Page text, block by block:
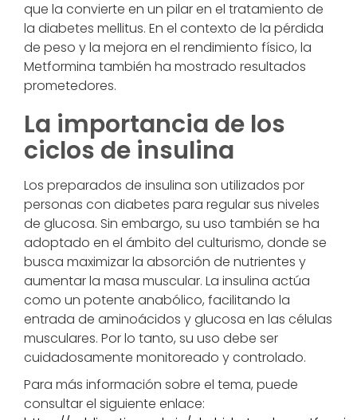
que la convierte en un pilar en el tratamiento de
la diabetes mellitus. En el contexto de la pérdida
de peso y la mejora en el rendimiento físico, la
Metformina también ha mostrado resultados
prometedores.
La importancia de los
ciclos de insulina
Los preparados de insulina son utilizados por
personas con diabetes para regular sus niveles
de glucosa. Sin embargo, su uso también se ha
adoptado en el ámbito del culturismo, donde se
busca maximizar la absorción de nutrientes y
aumentar la masa muscular. La insulina actúa
como un potente anabólico, facilitando la
entrada de aminoácidos y glucosa en las células
musculares. Por lo tanto, su uso debe ser
cuidadosamente monitoreado y controlado.
Para más información sobre el tema, puede
consultar el siguiente enlace: